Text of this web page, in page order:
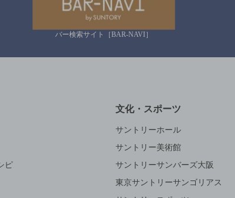
バー検索サイト［BAR-NAVI］
ピ
文化・スポーツ
サントリーホール
サントリー美術館
サントリーサンバーズ大阪
東京サントリーサンゴリアス